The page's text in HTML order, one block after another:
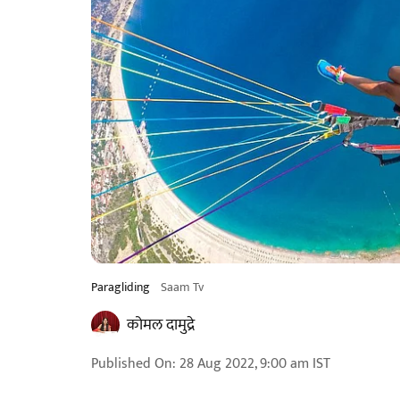
Paragliding Saam Tv
कोमल दामुद्रे
Published On: 28 Aug 2022, 9:00 am IST